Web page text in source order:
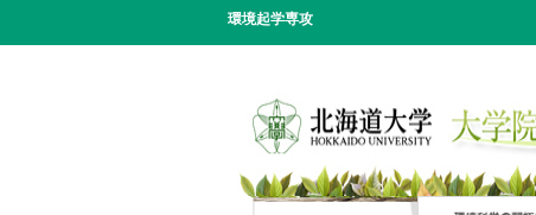
環境起学専攻